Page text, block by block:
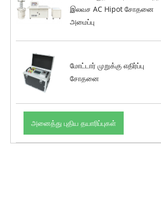
இலவச AC Hipot சோதனை
அமைப்பு
மோட்டார் முறுக்கு எதிர்ப்பு
சோதனை
அனைத்து புதிய தயாரிப்புகள்